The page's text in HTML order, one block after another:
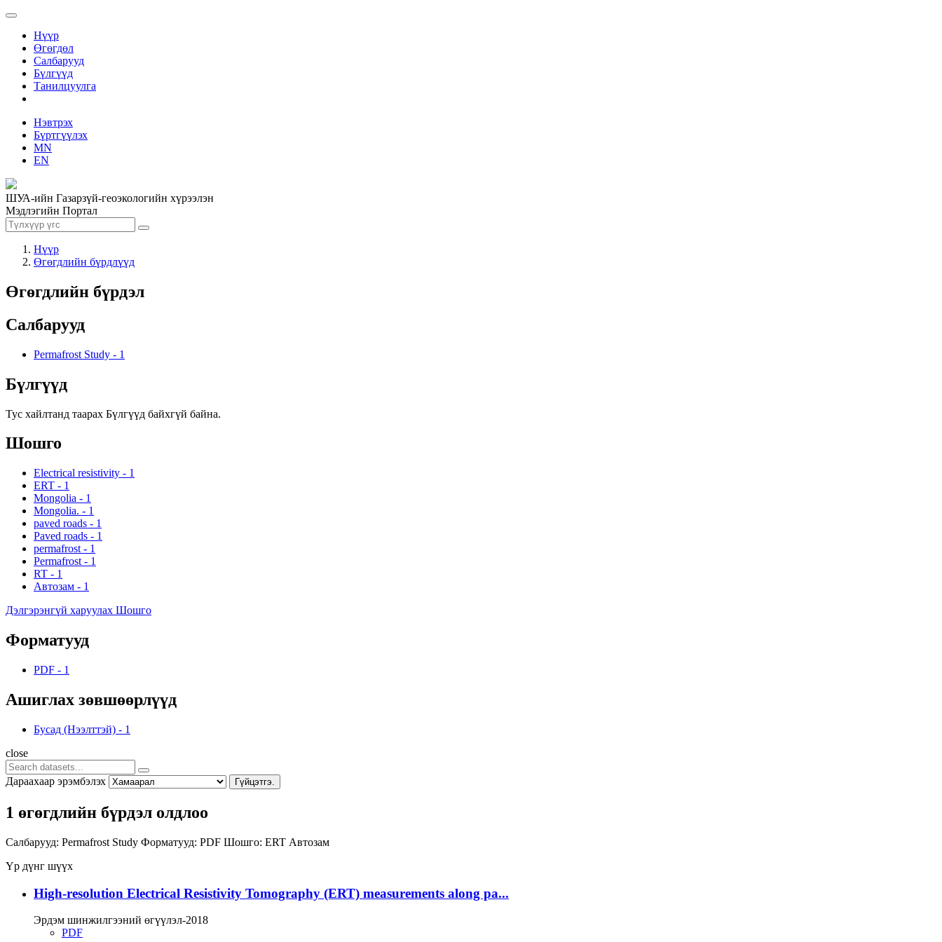
Нүүр
Өгөгдөл
Салбарууд
Бүлгүүд
Танилцуулга
Нэвтрэх
Бүртгүүлэх
MN
EN
ШУА-ийн Газарзүй-геоэкологийн хүрээлэн
Мэдлэгийн Портал
Нүүр
Өгөгдлийн бүрдлүүд
Өгөгдлийн бүрдэл
Салбарууд
Permafrost Study - 1
Бүлгүүд
Тус хайлтанд таарах Бүлгүүд байхгүй байна.
Шошго
Electrical resistivity - 1
ERT - 1
Mongolia - 1
Mongolia. - 1
paved roads - 1
Paved roads - 1
permafrost - 1
Permafrost - 1
RT - 1
Автозам - 1
Дэлгэрэнгүй харуулах Шошго
Форматууд
PDF - 1
Ашиглах зөвшөөрлүүд
Бусад (Нээлттэй) - 1
close
Дараахаар эрэмбэлэх Гүйцэтгэ.
1 өгөгдлийн бүрдэл олдлоо
Салбарууд: Permafrost Study Форматууд: PDF Шошго: ERT Автозам
Үр дүнг шүүх
High-resolution Electrical Resistivity Tomography (ERT) measurements along pa...
Эрдэм шинжилгээний өгүүлэл-2018
PDF